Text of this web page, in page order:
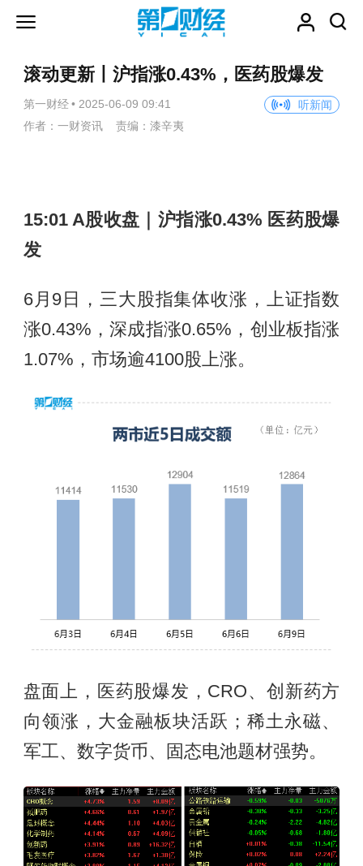
滚动更新丨沪指涨0.43%，医药股爆发
第一财经 • 2025-06-09 09:41
听新闻
作者：一财资讯 责编：漆辛夷
15:01 A股收盘｜沪指涨0.43% 医药股爆
发
6月9日，三大股指集体收涨，上证指数
涨0.43%，深成指涨0.65%，创业板指涨
1.07%，市场逾4100股上涨。
盘面上，医药股爆发，CRO、创新药方
向领涨，大金融板块活跃；稀土永磁、
军工、数字货币、固态电池题材强势。